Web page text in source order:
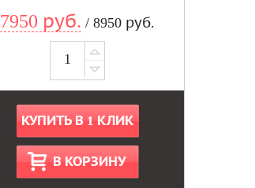
7950 руб. / 8950 руб.
КУПИТЬ В 1 КЛИК
В КОРЗИНУ